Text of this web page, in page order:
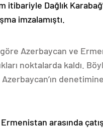
itibariyle Dağlık
imzalamıştı.
Azerbaycan ve
noktalarda kaldı.
arasında